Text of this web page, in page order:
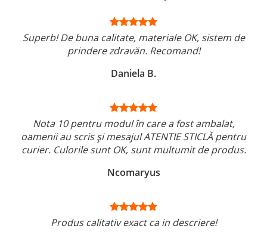
Superb! De buna calitate, materiale OK, sistem de
prindere zdravăn. Recomand!
Daniela B.
Nota 10 pentru modul în care a fost ambalat,
oamenii au scris și mesajul ATENTIE STICLĂ pentru
curier. Culorile sunt OK, sunt multumit de produs.
Ncomaryus
Produs calitativ exact ca in descriere!